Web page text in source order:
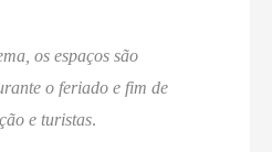
os espaços são
o feriado e fim de
e turistas.